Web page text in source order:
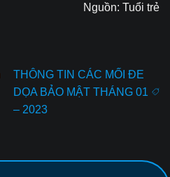
Nguồn: Tuổi trẻ
THÔNG TIN CÁC MỐI ĐE
DỌA BẢO MẬT THÁNG 01
– 2023